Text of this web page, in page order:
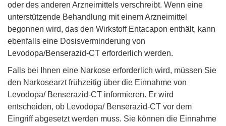
oder des anderen Arzneimittels verschreibt. Wenn eine
unterstützende Behandlung mit einem Arzneimittel
begonnen wird, das den Wirkstoff Entacapon enthält, kann
ebenfalls eine Dosisverminderung von
Levodopa/Benserazid-CT erforderlich werden.
Falls bei Ihnen eine Narkose erforderlich wird, müssen Sie
den Narkosearzt frühzeitig über die Einnahme von
Levodopa/ Benserazid-CT informieren. Er wird
entscheiden, ob Levodopa/ Benserazid-CT vor dem
Eingriff abgesetzt werden muss. Sie können die Einnahme